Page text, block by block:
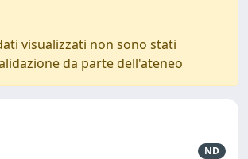
visualizzati non sono stati
da parte dell'ateneo
ND